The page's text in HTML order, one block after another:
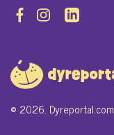
© 2026. Dyreportal.com